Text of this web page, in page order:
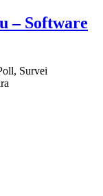
– Software
Survei